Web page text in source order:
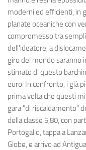
moderni ed efficienti, in
planate oceaniche con
compromesso tra
dell'ideatore, a
giro del mondo saranno
stimato di questo
euro. In confronto, i già
prima volta che questi
gara "di riscaldamento"
della classe 5,80, con
Portogallo, tappa a
Globe, e arrivo ad